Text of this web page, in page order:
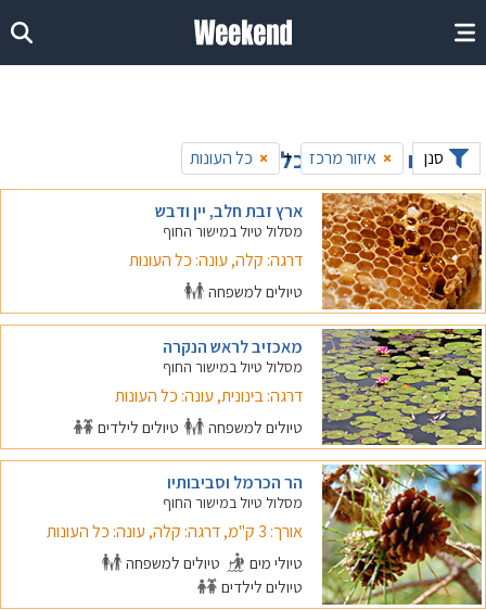
טיולים במרכז - בכל העונות
סנן × איזור מרכז +
× כל העונות
ארץ זבת חלב, יין ודבש
מסלול טיול במישור החוף
דרגה: קלה, עונה: כל העונות
טיולים למשפחה
מאכזיב לראש הנקרה
מסלול טיול במישור החוף
דרגה: בינונית, עונה: כל העונות
טיולים למשפחה טיולים לילדים
הר הכרמל וסביבותיו
מסלול טיול במישור החוף
אורך: 3 ק"מ, דרגה: קלה, עונה: כל העונות
טיולי מים
טיולים למשפחה
טיולים לילדים